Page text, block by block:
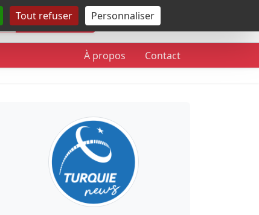
Tout refuser Personnaliser
Rechercher
À propos Contact